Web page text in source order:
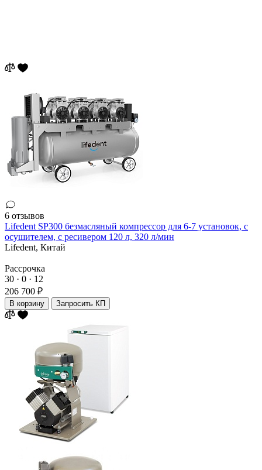
6 отзывов
Lifedent SP300 безмасляный компрессор для 6-7 установок, с
осушителем, с ресивером 120 л, 320 л/мин
Lifedent, Китай
Рассрочка
30 · 0 · 12
206 700 ₽
В корзину Запросить КП